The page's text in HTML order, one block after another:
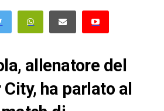
allenatore del
ha parlato al